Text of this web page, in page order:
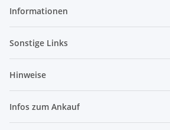
Informationen
Sonstige Links
Hinweise
Infos zum Ankauf